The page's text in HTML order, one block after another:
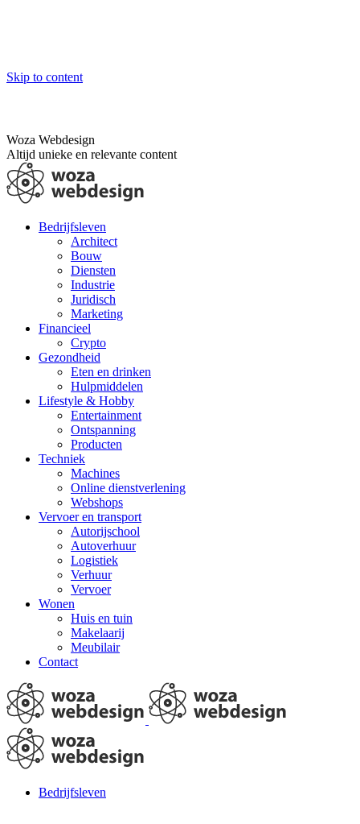
Skip to content
Woza Webdesign
Altijd unieke en relevante content
Bedrijfsleven
Architect
Bouw
Diensten
Industrie
Juridisch
Marketing
Financieel
Crypto
Gezondheid
Eten en drinken
Hulpmiddelen
Lifestyle & Hobby
Entertainment
Ontspanning
Producten
Techniek
Machines
Online dienstverlening
Webshops
Vervoer en transport
Autorijschool
Autoverhuur
Logistiek
Verhuur
Vervoer
Wonen
Huis en tuin
Makelaarij
Meubilair
Contact
Bedrijfsleven